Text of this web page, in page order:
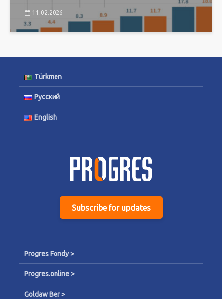
11.02.2026
Türkmen
Русский
English
Subscribe for updates
Progres Fondy >
Progres.online >
Goldaw Ber >